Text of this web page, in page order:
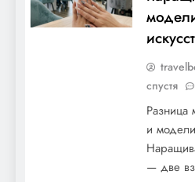
Натали —
потрясающая личная
захватывающие
российской певицы!
спустя
и
— две